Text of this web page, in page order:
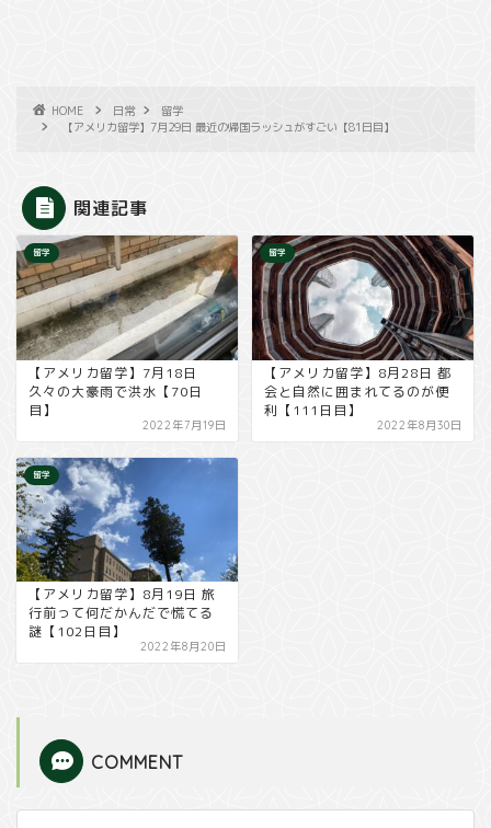
HOME 日常
留学
【アメリカ留学】7月29日 最近の帰国ラッシュがすごい【81日目】
関連記事
留学
【アメリカ留学】7月18日
久々の大豪雨で洪水【70日
目】
2022年7月19日
留学
【アメリカ留学】8月28日 都
会と自然に囲まれてるのが便
利【111日目】
2022年8月30日
留学
【アメリカ留学】8月19日 旅
行前って何だかんだで慌てる
謎【102日目】
2022年8月20日
COMMENT